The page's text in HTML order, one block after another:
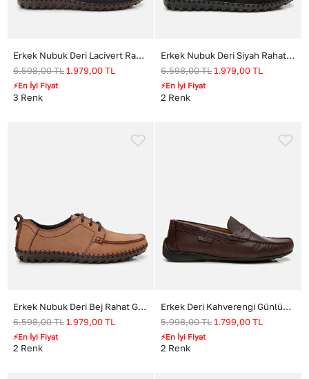
Erkek Nubuk Deri Lacivert Rahat Günlük Loafer
6.598,00TL 1.979,00 TL
⚡En İyi Fiyat
3 Renk
Erkek Nubuk Deri Siyah Rahat Günlük Loafer
6.598,00TL1.979,00 TL
⚡En İyi Fiyat
2 Renk
Erkek Nubuk Deri Bej Rahat Günlük Loafer
6.598,00TL 1.979,00 TL
⚡En İyi Fiyat
2 Renk
Erkek Deri Kahverengi Günlük Loafer
5.998,00TL1.799,00 TL
⚡En İyi Fiyat
2 Renk